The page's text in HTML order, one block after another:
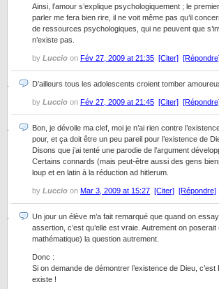
Ainsi, l’amour s’explique psychologiquement ; le
parler me fera bien rire, il ne voit même pas qu’il
de ressources psychologiques, qui ne peuvent que
n’existe pas.
by Luccio on Fév 27, 2009 at 21:35 [Citer]
D’ailleurs tous les adolescents croient tomber
by Luccio on Fév 27, 2009 at 21:45 [Citer]
Bon, je dévoile ma clef, moi je n’ai rien contre
pour, et ça doit être un peu pareil pour l’existence de
Disons que j’ai tenté une parodie de l’argument
Certains connards (mais peut-être aussi des gens
loup et en latin à la réduction ad hitlerum.
by Luccio on Mar 3, 2009 at 15:27 [Citer] [Répondre]
Un jour un élève m’a fait remarqué que quand on
assertion, c’est qu’elle est vraie. Autrement on
mathématique) la question autrement.
Donc :
Si on demande de démontrer l’existence de Dieu, c’est
existe !